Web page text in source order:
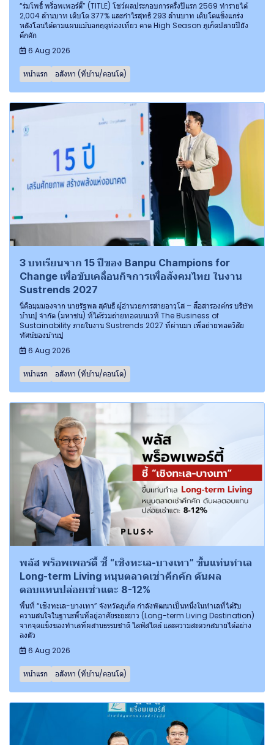
“ร่มโพธิ์ พร็อพเพอร์ตี้” (TITLE) โชว์ผลประกอบการครึ่งปีแรก 2569 ทำรายได้
2,004 ล้านบาท เติบโต 377% และกำไรสุทธิ 293 ล้านบาท เติบโตแข็งแกร่ง
หลังโอนได้ตามแผนแม้นอกฤดูท่องเที่ยว คาด High Season ภูเก็ตปลายปียัง
คึกคัก
6 Aug 2026
หน้าแรก อสังหา (ที่บ้าน/คอนโด)
3 บทเรียนจาก 15 ปีของ Banpu Champions for
Change เพื่อขับเคลื่อนกิจการเพื่อสังคมไทย ในงาน
Sustrends 2027
นี่คือมุมมองจาก นายรัฐพล สุคันธี ผู้อำนวยการสายอาวุโส – สื่อสารองค์กร บริษัท
บ้านปู จำกัด (มหาชน) ที่ได้ร่วมถ่ายทอดบนเวที The Business of
Sustainability ภายในงาน Sustrends 2027 ที่ผ่านมา เพื่อถ่ายทอดวิสัย
ทัศน์ของบ้านปู
6 Aug 2026
หน้าแรก อสังหา (ที่บ้าน/คอนโด)
พลัส พร็อพเพอร์ตี้ ชี้ “เชิงทะเล-บางเทา” ขึ้นแท่นทำเล
Long-term Living หนุนตลาดเช่าคึกคัก ดันผล
ตอบแทนปล่อยเช่าแตะ 8-12%
พื้นที่ “เชิงทะเล-บางเทา” จังหวัดภูเก็ต กำลังพัฒนาเป็นหนึ่งในทำเลที่ได้รับ
ความสนใจในฐานะพื้นที่อยู่อาศัยระยะยาว (Long-term Living Destination)
จากจุดแข็งของทำเลที่ผสานธรรมชาติ ไลฟ์สไตล์ และความสะดวกสบายได้อย่าง
ลงตัว
6 Aug 2026
หน้าแรก อสังหา (ที่บ้าน/คอนโด)